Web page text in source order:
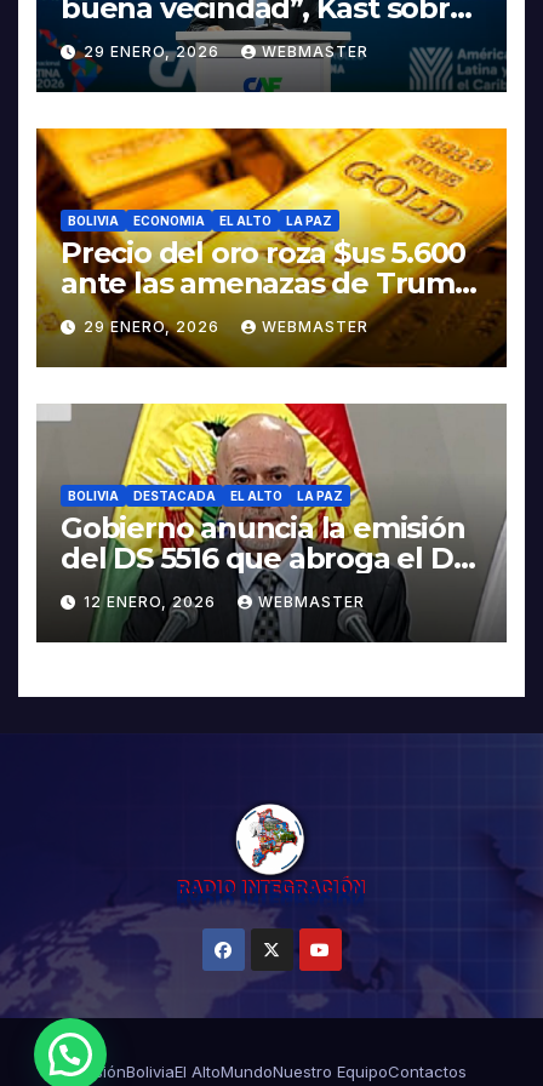
buena vecindad”, Kast sobre
discurso del presidente
Rodrigo Paz
29 ENERO, 2026 WEBMASTER
BOLIVIA ECONOMIA EL ALTO LA PAZ
Precio del oro roza $us 5.600
ante las amenazas de Trump
contra Irán
29 ENERO, 2026 WEBMASTER
BOLIVIA DESTACADA EL ALTO LA PAZ
Gobierno anuncia la emisión
del DS 5516 que abroga el DS
5503
12 ENERO, 2026 WEBMASTER
MisiónBoliviaEl AltoMundoNuestro EquipoContactos